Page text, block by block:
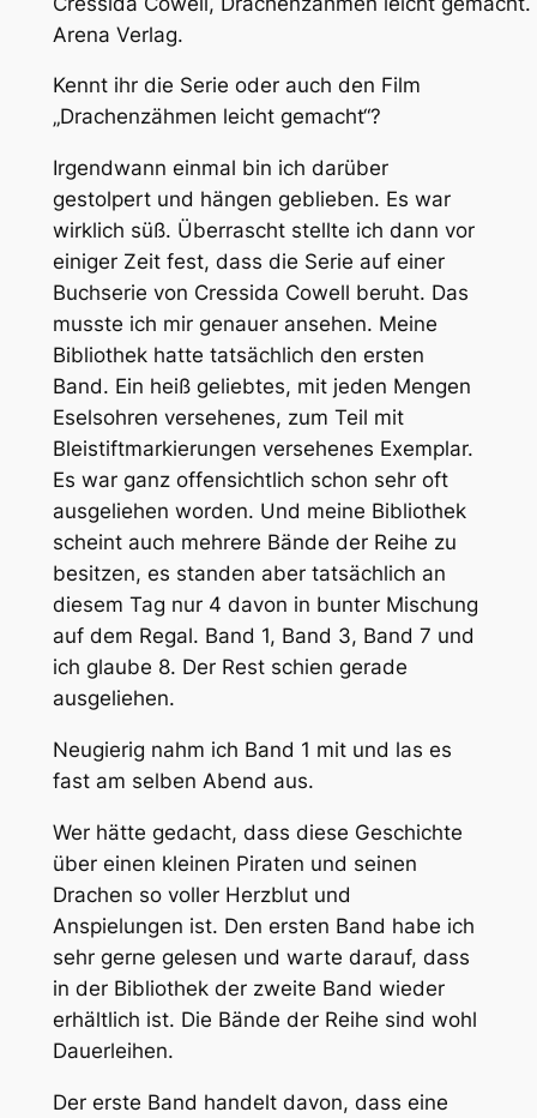
Arena Verlag.
Kennt ihr die Serie oder auch den Film
„Drachenzähmen leicht gemacht“?
Irgendwann einmal bin ich darüber
gestolpert und hängen geblieben. Es war
wirklich süß. Überrascht stellte ich dann vor
einiger Zeit fest, dass die Serie auf einer
Buchserie von Cressida Cowell beruht. Das
musste ich mir genauer ansehen. Meine
Bibliothek hatte tatsächlich den ersten
Band. Ein heiß geliebtes, mit jeden Mengen
Eselsohren versehenes, zum Teil mit
Bleistiftmarkierungen versehenes Exemplar.
Es war ganz offensichtlich schon sehr oft
ausgeliehen worden. Und meine Bibliothek
scheint auch mehrere Bände der Reihe zu
besitzen, es standen aber tatsächlich an
diesem Tag nur 4 davon in bunter Mischung
auf dem Regal. Band 1, Band 3, Band 7 und
ich glaube 8. Der Rest schien gerade
ausgeliehen.
Neugierig nahm ich Band 1 mit und las es
fast am selben Abend aus.
Wer hätte gedacht, dass diese Geschichte
über einen kleinen Piraten und seinen
Drachen so voller Herzblut und
Anspielungen ist. Den ersten Band habe ich
sehr gerne gelesen und warte darauf, dass
in der Bibliothek der zweite Band wieder
erhältlich ist. Die Bände der Reihe sind wohl
Dauerleihen.
Der erste Band handelt davon, dass eine